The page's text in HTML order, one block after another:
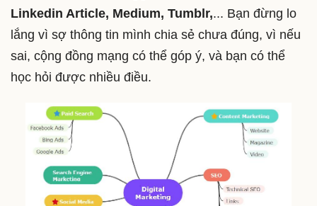
Linkedin Article, Medium, Tumblr,... Bạn đừng lo
lắng vì sợ thông tin mình chia sẻ chưa đúng, vì nếu
sai, cộng đồng mạng có thể góp ý, và bạn có thể
học hỏi được nhiều điều.